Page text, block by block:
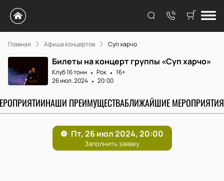
Главная Афиша концертов Суп харчо
Билеты на концерт группы «Суп харчо»
Клуб 16 тонн Рок
16+
26 июл. 2024
20:00
НАШИ ПРЕИМУЩЕСТВАБЛИЖАЙШИЕ МЕРОПРИЯТИЯ